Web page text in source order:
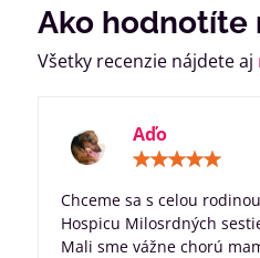
Ako hodnotíte
Všetky recenzie nájdete aj
Aďo
Chceme sa s celou
Hospicu Milosrdných
Mali sme vážne chorú